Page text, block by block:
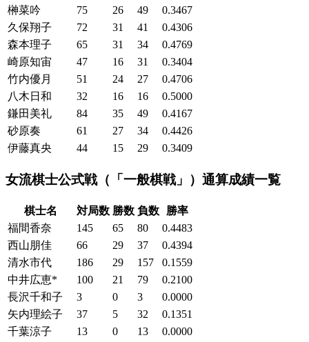
榊菜吟
75 26 49
0.3467
久保翔子
72 31 41
0.4306
森本理子
65 31 34
0.4769
崎原知宙
47 16 31
0.3404
竹内優月
51 24 27
0.4706
八木日和
32 16 16
0.5000
鎌田美礼
84 35 49
0.4167
砂原奏
61 27 34
0.4426
伊藤真央
44 15 29 0.3409
女流棋士公式戦（「一般棋戦」）通算成績一覧
棋士名 対局数 勝数 負数
勝率
福間香奈
145 65 80
0.4483
西山朋佳
66 29 37
0.4394
清水市代
186 29 157
0.1559
中井広恵*
100 21 79
0.2100
長沢千和子
3 0 3
0.0000
矢内理絵子
37 5 32
0.1351
千葉涼子
13 0 13 0.0000